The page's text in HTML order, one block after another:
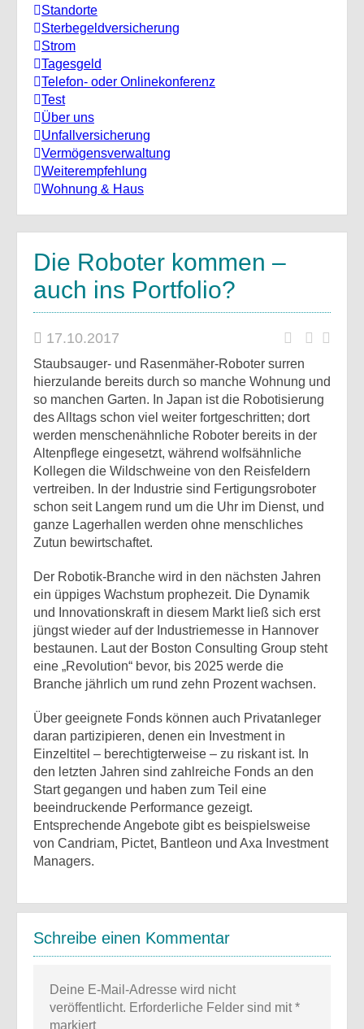
Standorte
Sterbegeldversicherung
Strom
Tagesgeld
Telefon- oder Onlinekonferenz
Test
Über uns
Unfallversicherung
Vermögensverwaltung
Weiterempfehlung
Wohnung & Haus
Die Roboter kommen –
auch ins Portfolio?
17.10.2017
Staubsauger- und Rasenmäher-Roboter surren
hierzulande bereits durch so manche Wohnung und
so manchen Garten. In Japan ist die Robotisierung
des Alltags schon viel weiter fortgeschritten; dort
werden menschenähnliche Roboter bereits in der
Altenpflege eingesetzt, während wolfsähnliche
Kollegen die Wildschweine von den Reisfeldern
vertreiben. In der Industrie sind Fertigungsroboter
schon seit Langem rund um die Uhr im Dienst, und
ganze Lagerhallen werden ohne menschliches
Zutun bewirtschaftet.
Der Robotik-Branche wird in den nächsten Jahren
ein üppiges Wachstum prophezeit. Die Dynamik
und Innovationskraft in diesem Markt ließ sich erst
jüngst wieder auf der Industriemesse in Hannover
bestaunen. Laut der Boston Consulting Group steht
eine „Revolution“ bevor, bis 2025 werde die
Branche jährlich um rund zehn Prozent wachsen.
Über geeignete Fonds können auch Privatanleger
daran partizipieren, denen ein Investment in
Einzeltitel – berechtigterweise – zu riskant ist. In
den letzten Jahren sind zahlreiche Fonds an den
Start gegangen und haben zum Teil eine
beeindruckende Performance gezeigt.
Entsprechende Angebote gibt es beispielsweise
von Candriam, Pictet, Bantleon und Axa Investment
Managers.
Schreibe einen Kommentar
Deine E-Mail-Adresse wird nicht
veröffentlicht. Erforderliche Felder sind mit*
markiert